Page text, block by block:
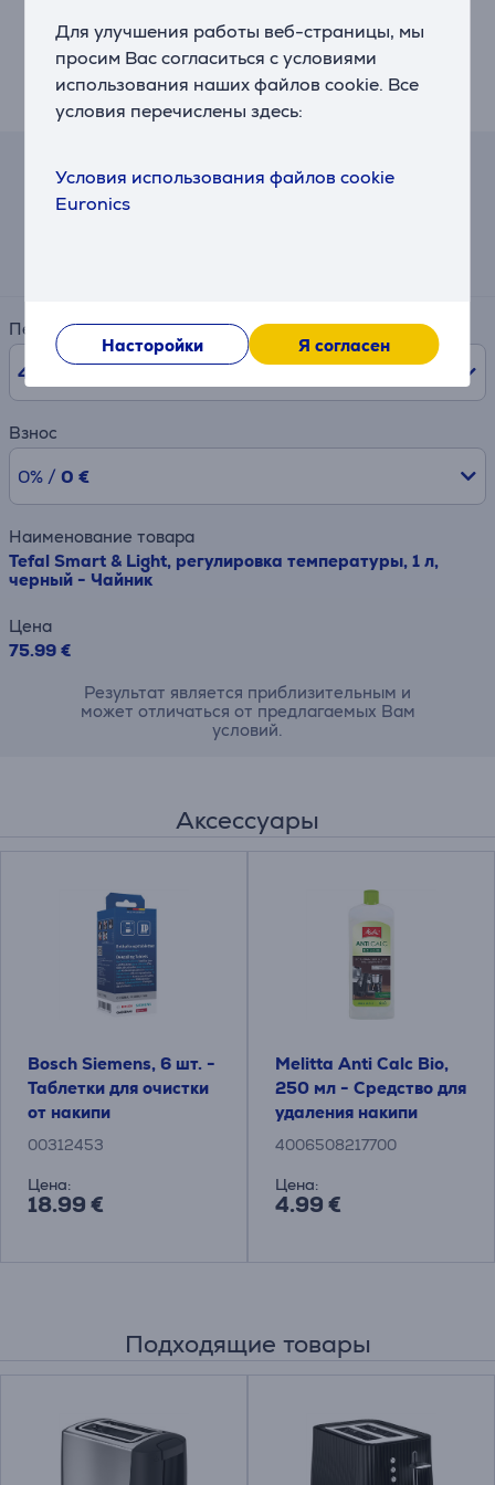
Для улучшения работы веб-страницы, мы
просим Вас согласиться с условиями
использования наших файлов cookie. Все
условия перечислены здесь:
Условия использования файлов cookie
Euronics
Насторойки Я согласен
• Экономичная и быстрая доставка запчастей для
изделий более 15 лет
• 6200 авторизованных сервисных центров по всему
миру
Калькулятор
Период
48
Взнос
0% / 0 €
Наименование товара
Tefal Smart & Light, pегулировка температуры, 1 л,
черный - Чайник
Цена
75.99 €
Результат является приблизительным и
может отличаться от предлагаемых Вам
условий.
Аксессуары
Bosch Siemens, 6 шт. -
Таблетки для очистки
от накипи
00312453
Цена:
18.99 €
Melitta Anti Calc Bio,
250 мл - Средство для
удаления накипи
4006508217700
Цена:
4.99 €
Подходящие товары